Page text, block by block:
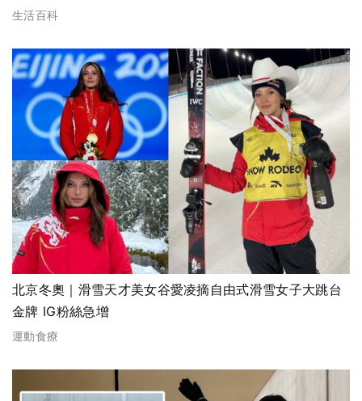
生活百科
北京冬奧｜滑雪天才美女谷愛凌摘自由式滑雪女子大跳台
金牌 IG粉絲急增
運動食療